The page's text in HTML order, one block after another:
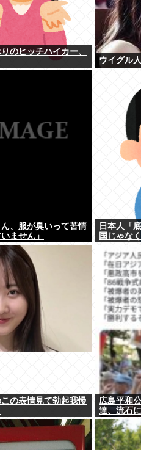
のヒッチハイカー、
ウイグル
、服が臭いって苦情
ません」
日本人「
国じゃな
この表情見て勃起我慢
広島平和
達、流石